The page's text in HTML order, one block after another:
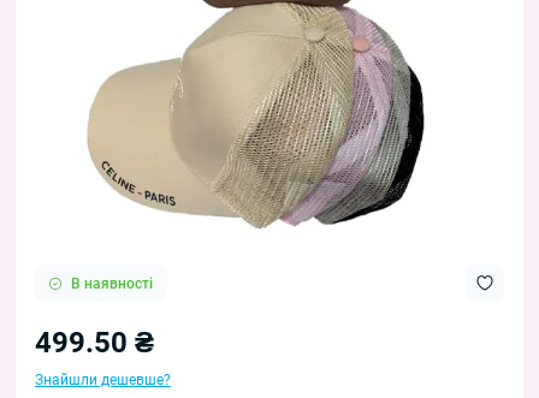
В наявності
499.50 ₴
Знайшли дешевше?